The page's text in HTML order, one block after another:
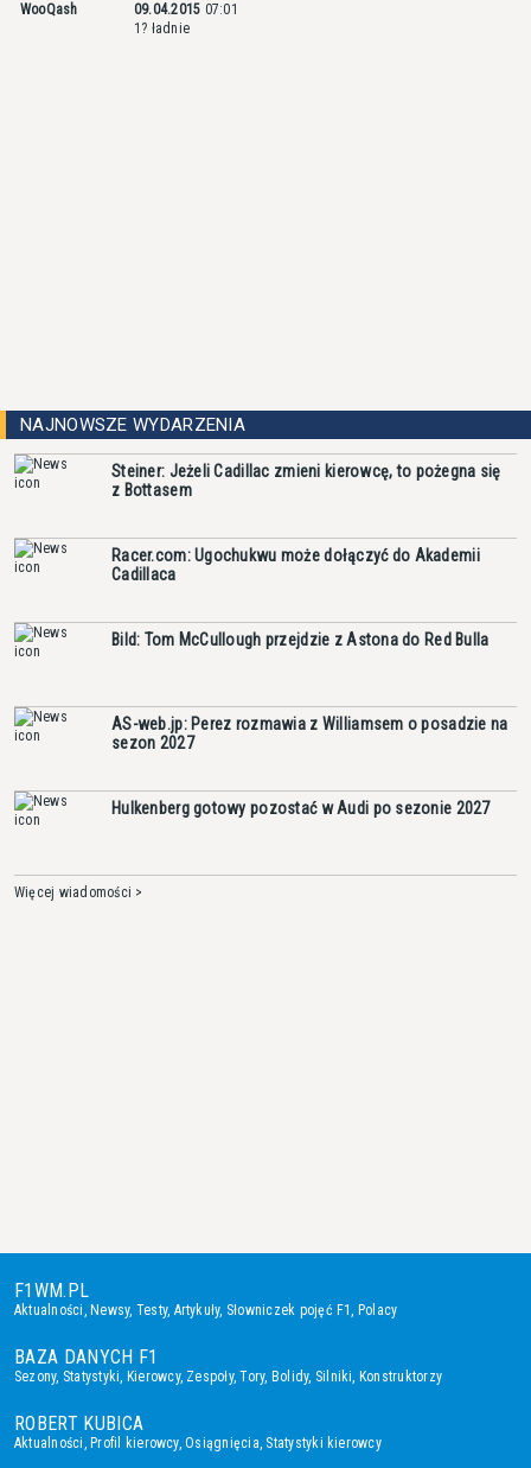
WooQash 09.04.2015 07:01
1? ładnie
NAJNOWSZE WYDARZENIA
Steiner: Jeżeli Cadillac zmieni kierowcę, to pożegna się
z Bottasem
Racer.com: Ugochukwu może dołączyć do Akademii
Cadillaca
Bild: Tom McCullough przejdzie z Astona do Red Bulla
AS-web.jp: Perez rozmawia z Williamsem o posadzie na
sezon 2027
Hulkenberg gotowy pozostać w Audi po sezonie 2027
Więcej wiadomości >
F1WM.PL
Aktualności, Newsy, Testy, Artykuły, Słowniczek pojęć F1, Polacy
BAZA DANYCH F1
Sezony, Statystyki, Kierowcy, Zespoły,Tory, Bolidy, Silniki, Konstruktorzy
ROBERT KUBICA
Aktualności, Profil kierowcy,Osiągnięcia, Statystyki kierowcy